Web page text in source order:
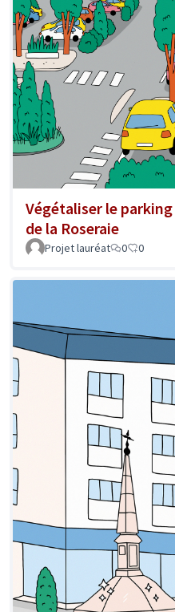
Végétaliser le
de la Roseraie
Projet lauréat 0 0